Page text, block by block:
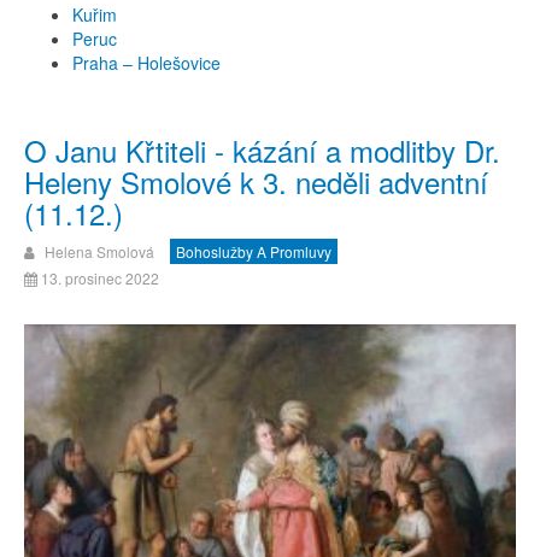
Kuřim
Peruc
Praha – Holešovice
O Janu Křtiteli - kázání a modlitby Dr.
Heleny Smolové k 3. neděli adventní
(11.12.)
Helena Smolová
Bohoslužby A Promluvy
13. prosinec 2022